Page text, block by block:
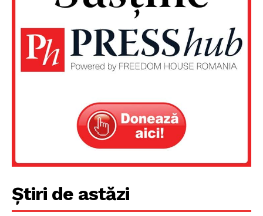
Un proiect
FREEDOM HOUSE ROMÂNIA
Despre noi / Echipa
Proiecte editoriale
Contact
Știri de astăzi